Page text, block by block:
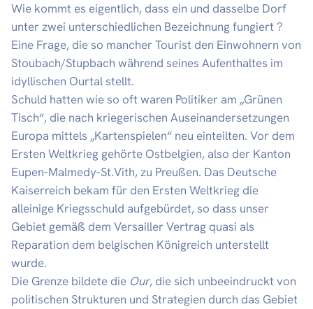
Wie kommt es eigentlich, dass ein und dasselbe Dorf
unter zwei unterschiedlichen Bezeichnung fungiert ?
Eine Frage, die so mancher Tourist den Einwohnern von
Stoubach/Stupbach während seines Aufenthaltes im
idyllischen Ourtal stellt.
Schuld hatten wie so oft waren Politiker am „Grünen
Tisch“, die nach kriegerischen Auseinandersetzungen
Europa mittels „Kartenspielen“ neu einteilten. Vor dem
Ersten Weltkrieg gehörte Ostbelgien, also der Kanton
Eupen-Malmedy-St.Vith, zu Preußen. Das Deutsche
Kaiserreich bekam für den Ersten Weltkrieg die
alleinige Kriegsschuld aufgebürdet, so dass unser
Gebiet gemäß dem Versailler Vertrag quasi als
Reparation dem belgischen Königreich unterstellt
wurde.
Die Grenze bildete die Our, die sich unbeeindruckt von
politischen Strukturen und Strategien durch das Gebiet